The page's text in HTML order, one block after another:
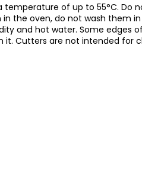
of up to 55°C. Do
the oven, do not wash them
and hot water. Some edges
Cutters are not intended for